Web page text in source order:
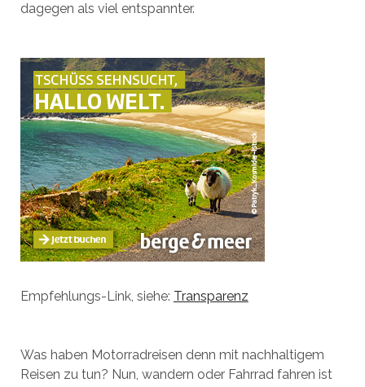
dagegen als viel entspannter.
Empfehlungs-Link, siehe: Transparenz
Was haben Motorradreisen denn mit nachhaltigem
Reisen zu tun? Nun, wandern oder Fahrrad fahren ist